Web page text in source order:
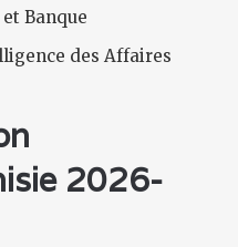
Banque
des Affaires
2026-